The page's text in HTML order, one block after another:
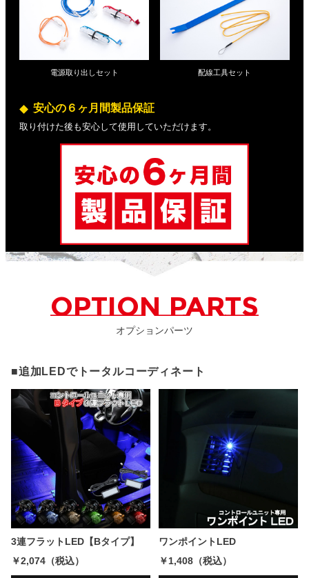
電源取り出しセット 配線工具セット
安心の６ヶ月間製品保証
取り付けた後も安心して使用していただけます。
OPTION PARTS
オプションパーツ
■追加LEDでトータルコーディネート
3連フラットLED【Bタイプ】
￥2,074（税込）
ワンポイントLED
￥1,408（税込）